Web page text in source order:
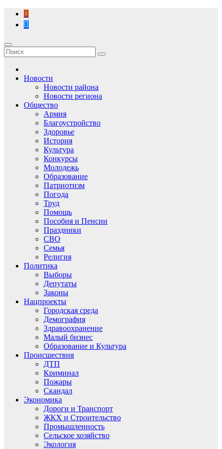
Перейти
содержимому
Новости
Новости района
Новости региона
Общество
Армия
Благоустройство
Здоровье
История
Культура
Конкурсы
Молодежь
Образование
Патриотизм
Погода
Труд
Помощь
Пособия и Пенсии
Праздники
СВО
Семья
Религия
Политика
Выборы
Депутаты
Законы
Нацпроекты
Городская среда
Демография
Здравоохранение
Малый бизнес
Образование и Культура
Происшествия
ДТП
Криминал
Пожары
Скандал
Экономика
Дороги и Транспорт
ЖКХ и Строительство
Промышленность
Сельское хозяйство
Экология